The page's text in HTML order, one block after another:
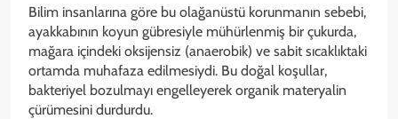
Bilim insanlarına göre bu olağanüstü korunmanın sebebi,
ayakkabının koyun gübresiyle mühürlenmiş bir çukurda,
mağara içindeki oksijensiz (anaerobik) ve sabit sıcaklıktaki
ortamda muhafaza edilmesiydi. Bu doğal koşullar,
bakteriyel bozulmayı engelleyerek organik materyalin
çürümesini durdurdu.